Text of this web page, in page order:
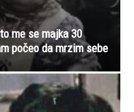
me se majka 30
počeo da mrzim sebe